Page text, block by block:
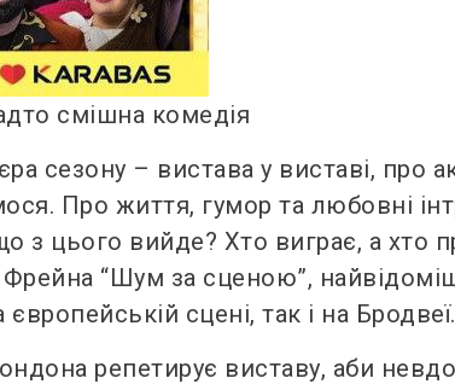
смішна комедія
сезону – вистава у виставі, про
Про життя, гумор та любовні
з цього вийде? Хто виграє, а хто
“Шум за сценою”,
сцені, так і на Бродвеї.
репетирує виставу, аби